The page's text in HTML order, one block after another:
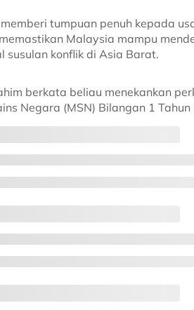
tumpuan penuh kepada
Malaysia mampu
susulan konflik di Asia Barat.
berkata beliau menekankan
Negara (MSN) Bilangan 1